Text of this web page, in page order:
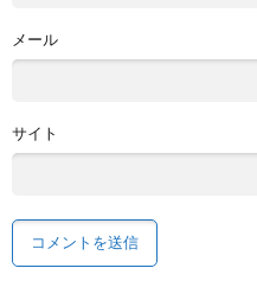
メール
サイト